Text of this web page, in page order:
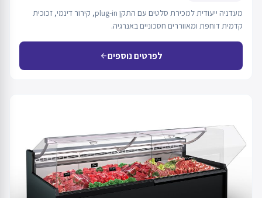
מעדניה ייעודית למכירת סלטים עם התקן plug-in, קירור דינמי, זכוכית
קדמית דוחפת ומאווררים חסכוניים באנרגיה.
לפרטים נוספיםarrow_back